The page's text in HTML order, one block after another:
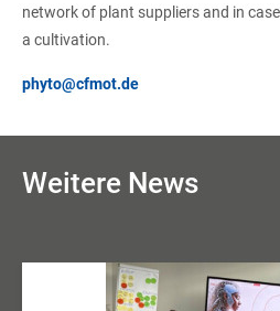
network of plant suppliers and in
a cultivation.
phyto@cfmot.de
Weitere News